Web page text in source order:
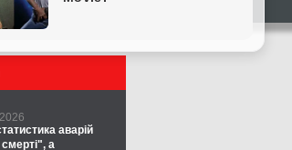
аварій
а